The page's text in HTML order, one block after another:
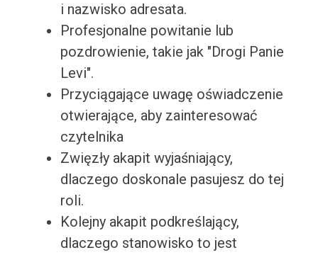
i nazwisko adresata.
Profesjonalne powitanie lub
pozdrowienie, takie jak "Drogi Panie
Levi".
Przyciągające uwagę oświadczenie
otwierające, aby zainteresować
czytelnika
Zwięzły akapit wyjaśniający,
dlaczego doskonale pasujesz do tej
roli.
Kolejny akapit podkreślający,
dlaczego stanowisko to jest